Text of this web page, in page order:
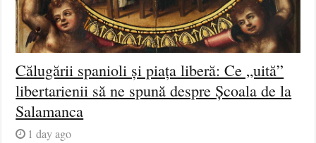
Călugării spanioli și piața liberă: Ce „uită”
libertarienii să ne spună despre Școala de la
Salamanca
1 day ago